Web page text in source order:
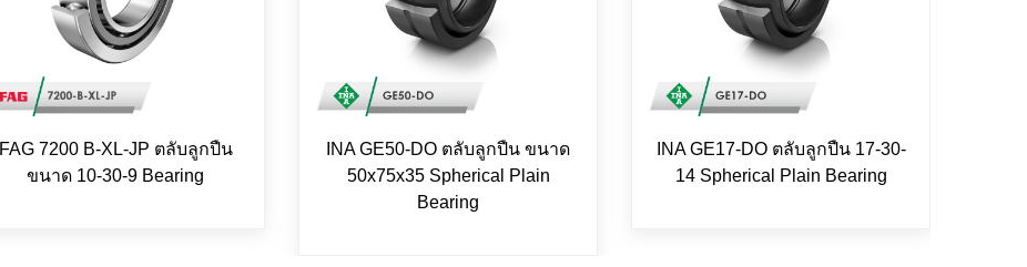
FAG 7200 B-XL-JP ตลับลูกปืน
ขนาด 10-30-9 Bearing
INA GE50-DO ตลับลูกปืน ขนาด
50x75x35 Spherical Plain
Bearing
INA GE17-DO ตลับลูกปืน 17-30-
14 Spherical Plain Bearing